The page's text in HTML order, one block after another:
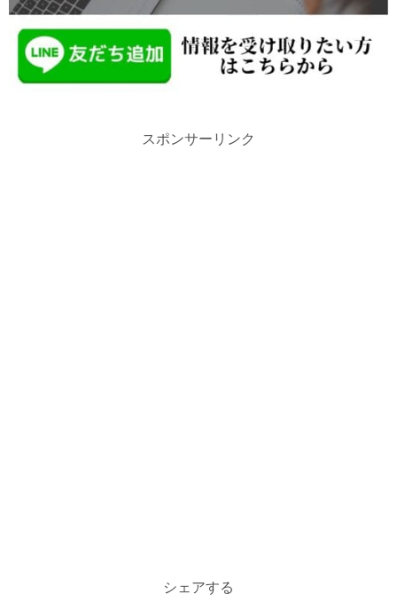
スポンサーリンク
シェアする